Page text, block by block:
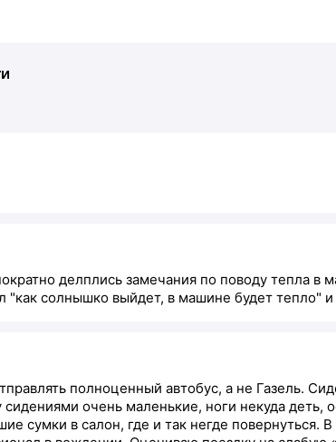
делплись замечания по поводу тепла
"как солнышко выйдет, в машине будет тепло"
полноценный автобус, а не Газель.
очень маленькие, ноги некуда деть,
сумки в салон, где и так негде